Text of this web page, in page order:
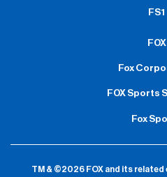
FS1
FOX
Fox
FOX Sports
Fox
TM & ©2026 FOX and its